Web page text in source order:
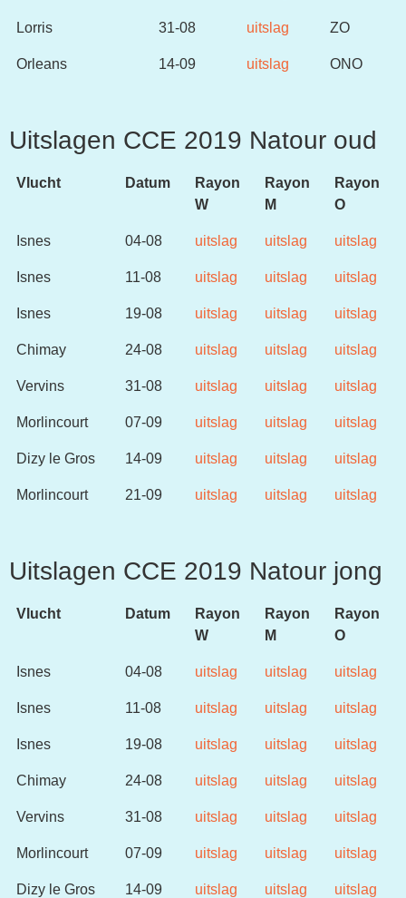
Lorris 31-08 uitslag ZO
Orleans 14-09 uitslag ONO
Uitslagen CCE 2019 Natour oud
Vlucht Datum
Rayon
W
Rayon
M
Rayon
O
Isnes 04-08 uitslag uitslag uitslag
Isnes 11-08 uitslag uitslag uitslag
Isnes 19-08 uitslag uitslag uitslag
Chimay 24-08 uitslag uitslag uitslag
Vervins 31-08 uitslag uitslag uitslag
Morlincourt 07-09 uitslag uitslag uitslag
Dizy le Gros 14-09 uitslag uitslag uitslag
Morlincourt 21-09 uitslag uitslag uitslag
Uitslagen CCE 2019 Natour jong
Vlucht Datum
Rayon
W
Rayon
M
Rayon
O
Isnes 04-08 uitslag uitslag uitslag
Isnes 11-08 uitslag uitslag uitslag
Isnes 19-08 uitslag uitslag uitslag
Chimay 24-08 uitslag uitslag uitslag
Vervins 31-08 uitslag uitslag uitslag
Morlincourt 07-09 uitslag uitslag uitslag
Dizy le Gros 14-09 uitslag uitslag uitslag